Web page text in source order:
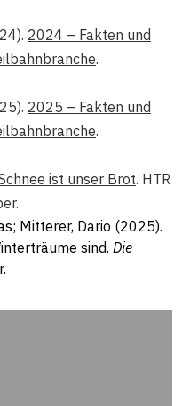
2024 – Fakten und
.
2025 – Fakten und
.
ist unser Brot. HTR
Mitterer, Dario (2025).
sind. Die